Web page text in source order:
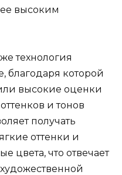
высоким
технология
благодаря которой
высокие оценки
и тонов
получать
оттенки и
цвета, что отвечает